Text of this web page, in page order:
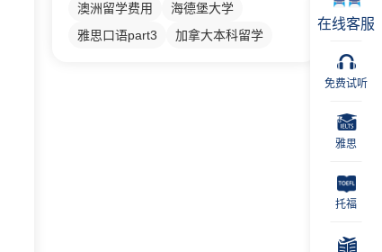
澳洲留学费用
海德堡大学
雅思口语part3
加拿大本科留学
在线客服
免费试听
雅思
托福